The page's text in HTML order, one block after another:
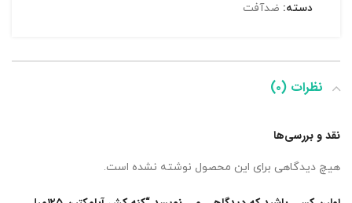
دسته: ضدآفت
نظرات (۰)
نقد و بررسی‌ها
هیچ دیدگاهی برای این محصول نوشته نشده است.